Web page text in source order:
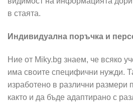
в стаята.
Индивидуална поръчка и
Ние от Miky.bg знаем, че всяко
има своите специфични нужди.
изработено в различни
както и да бъде адаптирано с